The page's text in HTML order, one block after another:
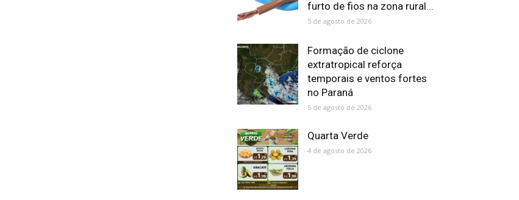
furto de fios na zona rural...
5 de agosto de 2026
Formação de ciclone
extratropical reforça
temporais e ventos fortes
no Paraná
5 de agosto de 2026
Quarta Verde
4 de agosto de 2026